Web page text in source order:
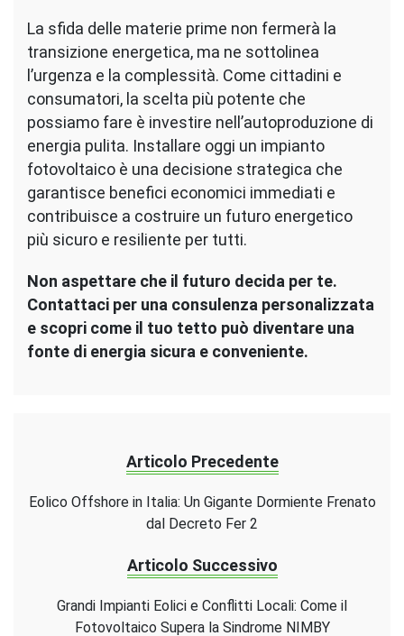
La sfida delle materie prime non fermerà la
transizione energetica, ma ne sottolinea
l’urgenza e la complessità. Come cittadini e
consumatori, la scelta più potente che
possiamo fare è investire nell’autoproduzione di
energia pulita. Installare oggi un impianto
fotovoltaico è una decisione strategica che
garantisce benefici economici immediati e
contribuisce a costruire un futuro energetico
più sicuro e resiliente per tutti.
Non aspettare che il futuro decida per te.
Contattaci per una consulenza personalizzata
e scopri come il tuo tetto può diventare una
fonte di energia sicura e conveniente.
Articolo Precedente
Eolico Offshore in Italia: Un Gigante Dormiente Frenato
dal Decreto Fer 2
Articolo Successivo
Grandi Impianti Eolici e Conflitti Locali: Come il
Fotovoltaico Supera la Sindrome NIMBY